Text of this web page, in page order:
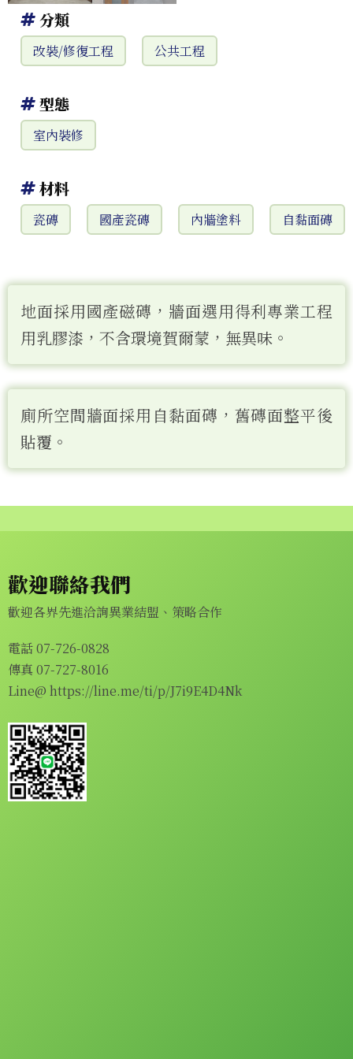
分類
改裝/修復工程 公共工程
型態
室內裝修
材料
瓷磚 國產瓷磚 內牆塗料 自黏面磚
地面採用國產磁磚，牆面選用得利專業工程
用乳膠漆，不含環境賀爾蒙，無異味。
廁所空間牆面採用自黏面磚，舊磚面整平後
貼覆。
歡迎聯絡我們
歡迎各界先進洽詢異業結盟、策略合作
電話 07-726-0828
傳真 07-727-8016
Line@ https://line.me/ti/p/J7i9E4D4Nk